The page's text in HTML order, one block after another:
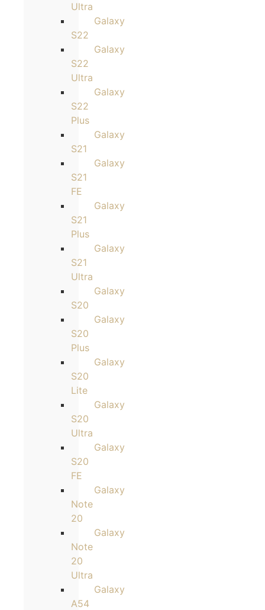
Ultra
Galaxy
S22
Galaxy
S22
Ultra
Galaxy
S22
Plus
Galaxy
S21
Galaxy
S21
FE
Galaxy
S21
Plus
Galaxy
S21
Ultra
Galaxy
S20
Galaxy
S20
Plus
Galaxy
S20
Lite
Galaxy
S20
Ultra
Galaxy
S20
FE
Galaxy
Note
20
Galaxy
Note
20
Ultra
Galaxy
A54